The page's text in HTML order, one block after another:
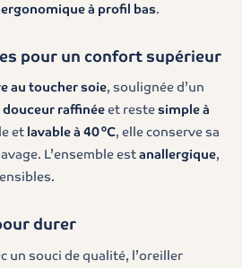
à profil bas.
pour un confort supérieur
au toucher soie, soulignée d’un
douceur raffinéeet restesimple à
et lavable à 40 °C, elle conserve sa
L’ensemble estanallergique,
durer
un souci de qualité, l’oreiller